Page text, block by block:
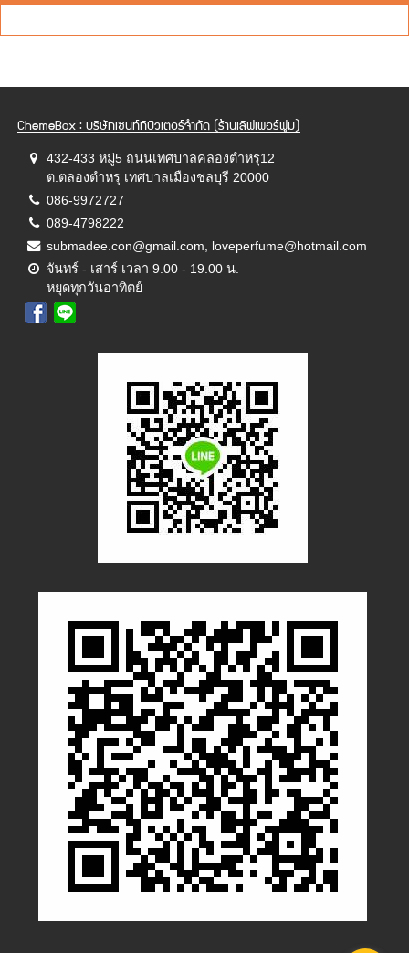
ChemeBox : บริษัทเซนท์ทิบิวเตอร์จำกัด (ร้านเลิฟเพอร์ฟูม)
432-433 หมู่5 ถนนเทศบาลคลองตำหรุ12
ต.ตลองตำหรุ เทศบาลเมืองชลบุรี 20000
086-9972727
089-4798222
submadee.con@gmail.com, loveperfume@hotmail.com
จันทร์ - เสาร์ เวลา 9.00 - 19.00 น.
หยุดทุกวันอาทิตย์